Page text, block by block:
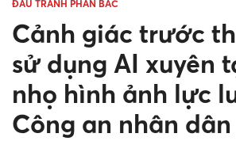
ĐẤU TRANH PHẢN BÁC
Cảnh giác trước
sử dụng AI xuyên
nhọ hình ảnh lực
Công an nhân dân